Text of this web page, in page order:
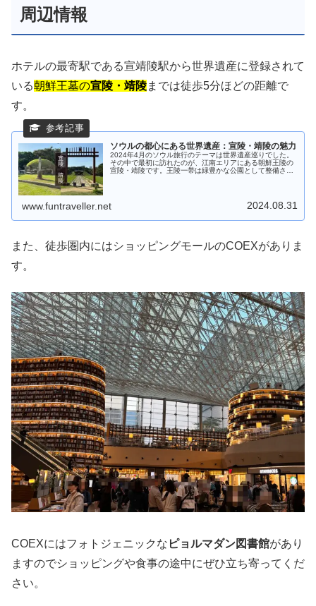
周辺情報
ホテルの最寄駅である宣靖陵駅から世界遺産に登録されて
いる朝鮮王墓の宣陵・靖陵までは徒歩5分ほどの距離で
す。
ソウルの都心にある世界遺産：宣陵・靖陵の魅力
2024年4月のソウル旅行のテーマは世界遺産巡りでした。
その中で最初に訪れたのが、江南エリアにある朝鮮王陵の
宣陵・靖陵です。王陵一帯は緑豊かな公園として整備され
www.funtraveller.net 2024.08.31
また、徒歩圏内にはショッピングモールのCOEXがありま
す。
COEXにはフォトジェニックな ピョルマダン図書館があり
ますのでショッピングや食事の途中にぜひ立ち寄ってくだ
さい。